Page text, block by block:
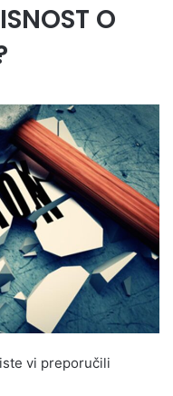
O
vi preporučili